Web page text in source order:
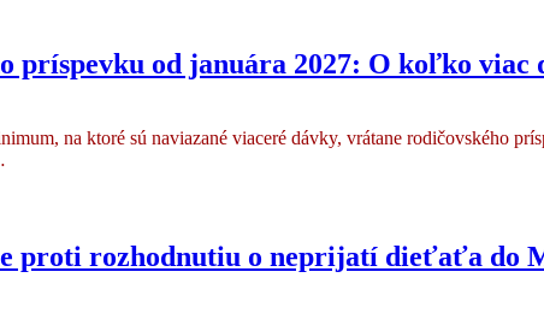
príspevku od januára 2027: O koľko viac
na ktoré sú naviazané viaceré dávky, vrátane rodičovského
proti rozhodnutiu o neprijatí dieťaťa do